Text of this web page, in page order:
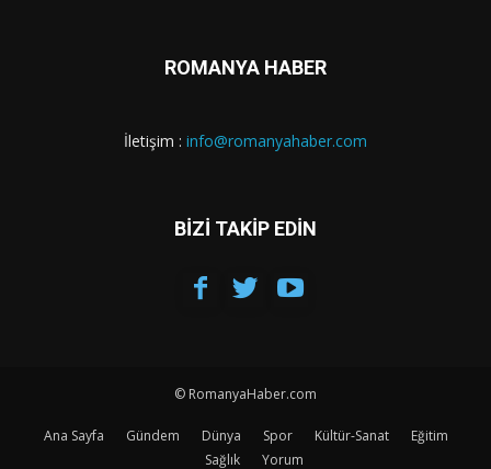
ROMANYA HABER
İletişim : info@romanyahaber.com
BİZİ TAKİP EDİN
© RomanyaHaber.com
Ana Sayfa Gündem Dünya Spor Kültür-Sanat
Eğitim
Sağlık
Yorum